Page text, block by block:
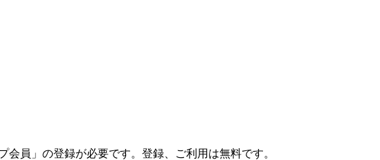
員」の登録が必要です。登録、ご利用は無料です。